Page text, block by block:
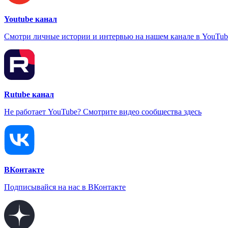
Youtube канал
Смотри личные истории и интервью на нашем канале в
Rutube канал
Не работает YouTube? Смотрите видео сообщества здесь
ВКонтакте
Подписывайся на нас в ВКонтакте